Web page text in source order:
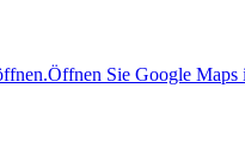
Öffnen Sie Google Maps